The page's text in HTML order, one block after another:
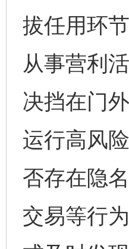
拔任用环
从事营利
决挡在门
运行高风
否存在隐
交易等行